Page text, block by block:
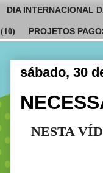
DIA INTERNACIONAL
(10) PROJETOS
sábado, 30
NESTA